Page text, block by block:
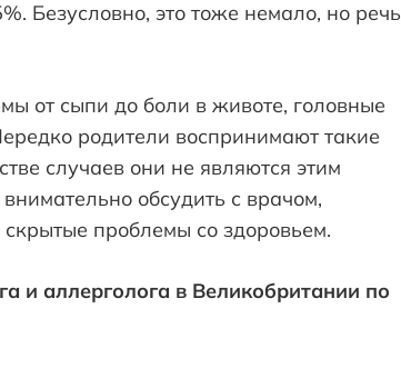
Безусловно, это тоже немало, но речь
от сыпи до боли в животе, головные
родители воспринимают такие
случаев они не являются этим
обсудить с врачом,
проблемы со здоровьем.
и аллерголога в Великобритании по